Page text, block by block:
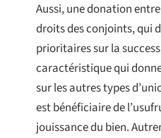
Aussi, une donation
droits des conjoints, qui
prioritaires sur la
caractéristique qui
sur les autres types
est bénéficiaire de
jouissance du bien.